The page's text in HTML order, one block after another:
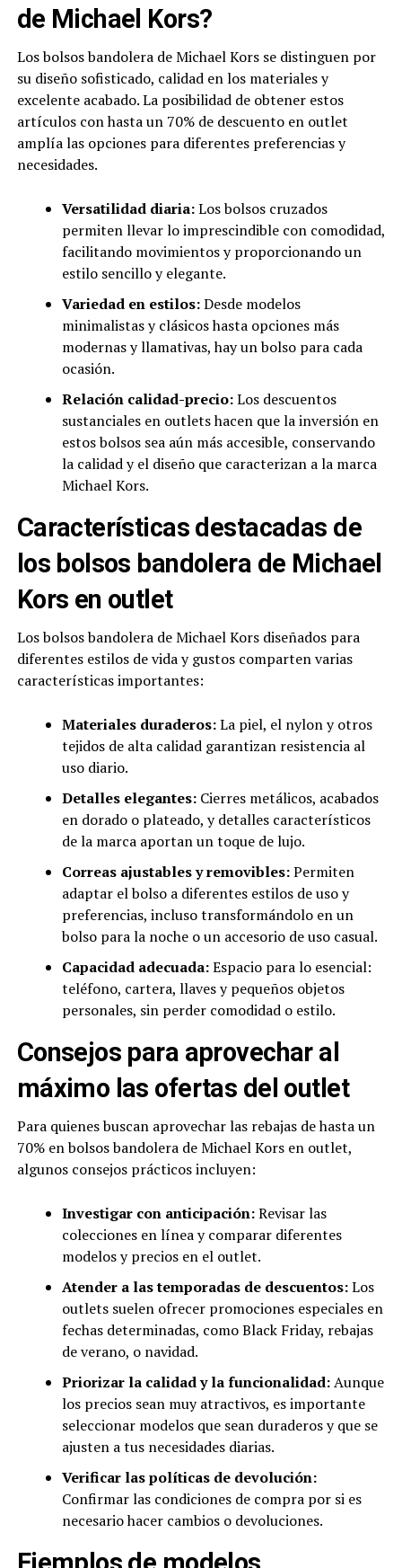
de Michael Kors?
Los bolsos bandolera de Michael Kors se distinguen por
su diseño sofisticado, calidad en los materiales y
excelente acabado. La posibilidad de obtener estos
artículos con hasta un 70% de descuento en outlet
amplía las opciones para diferentes preferencias y
necesidades.
Versatilidad diaria:Los bolsos cruzados
permiten llevar lo imprescindible con comodidad,
facilitando movimientos y proporcionando un
estilo sencillo y elegante.
Variedad en estilos:Desde modelos
minimalistas y clásicos hasta opciones más
modernas y llamativas, hay un bolso para cada
ocasión.
Relación calidad-precio:Los descuentos
sustanciales en outlets hacen que la inversión en
estos bolsos sea aún más accesible, conservando
la calidad y el diseño que caracterizan a la marca
Michael Kors.
Características destacadas de
los bolsos bandolera de Michael
Kors en outlet
Los bolsos bandolera de Michael Kors diseñados para
diferentes estilos de vida y gustos comparten varias
características importantes:
Materiales duraderos:La piel, el nylon y otros
tejidos de alta calidad garantizan resistencia al
uso diario.
Detalles elegantes:Cierres metálicos, acabados
en dorado o plateado, y detalles característicos
de la marca aportan un toque de lujo.
Correas ajustables y removibles:Permiten
adaptar el bolso a diferentes estilos de uso y
preferencias, incluso transformándolo en un
bolso para la noche o un accesorio de uso casual.
Capacidad adecuada:Espacio para lo esencial:
teléfono, cartera, llaves y pequeños objetos
personales, sin perder comodidad o estilo.
Consejos para aprovechar al
máximo las ofertas del outlet
Para quienes buscan aprovechar las rebajas de hasta un
70% en bolsos bandolera de Michael Kors en outlet,
algunos consejos prácticos incluyen:
Investigar con anticipación:Revisar las
colecciones en línea y comparar diferentes
modelos y precios en el outlet.
Atender a las temporadas de descuentos:Los
outlets suelen ofrecer promociones especiales en
fechas determinadas, como Black Friday, rebajas
de verano, o navidad.
Priorizar la calidad y la funcionalidad:Aunque
los precios sean muy atractivos, es importante
seleccionar modelos que sean duraderos y que se
ajusten a tus necesidades diarias.
Verificar las políticas de devolución:
Confirmar las condiciones de compra por si es
necesario hacer cambios o devoluciones.